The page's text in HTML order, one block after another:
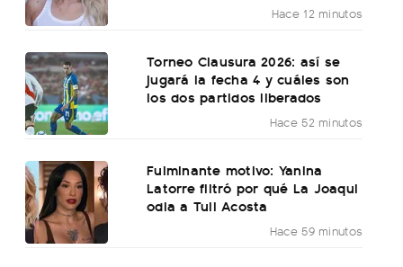
Hace 12 minutos
Torneo Clausura 2026: así se
jugará la fecha 4 y cuáles son
los dos partidos liberados
Hace 52 minutos
Fulminante motivo: Yanina
Latorre filtró por qué La Joaqui
odia a Tuli Acosta
Hace 59 minutos